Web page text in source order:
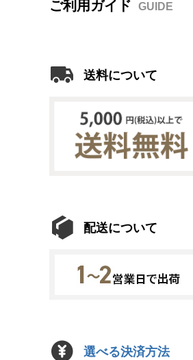
ご利用ガイド
送料について
配送について
選べる決済方法